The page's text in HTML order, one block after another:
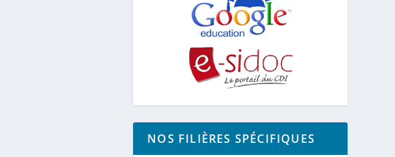
NOS FILIÈRES SPÉCIFIQUES